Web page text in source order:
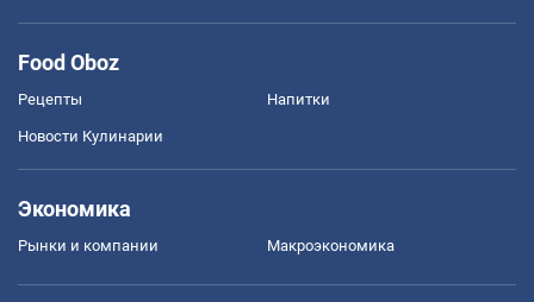
Food Oboz
Рецепты Напитки
Новости Кулинарии
Экономика
Рынки и компании Mакроэкономика